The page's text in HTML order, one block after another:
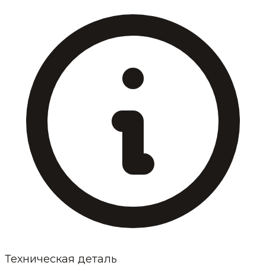
Техническая деталь